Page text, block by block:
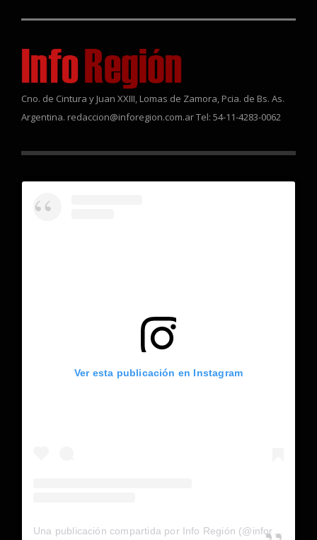
Cno. de Cintura y Juan XXIII, Lomas de Zamora, Pcia. de Bs. As.
Argentina. redaccion@inforegion.com.ar Tel: 54-11-4283-0062
Ver esta publicación en Instagram